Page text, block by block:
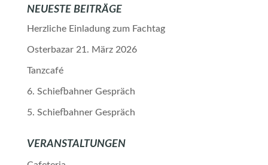
NEUESTE BEITRÄGE
Herzliche Einladung zum Fachtag
Osterbazar 21. März 2026
Tanzcafé
6. Schiefbahner Gespräch
5. Schiefbahner Gespräch
VERANSTALTUNGEN